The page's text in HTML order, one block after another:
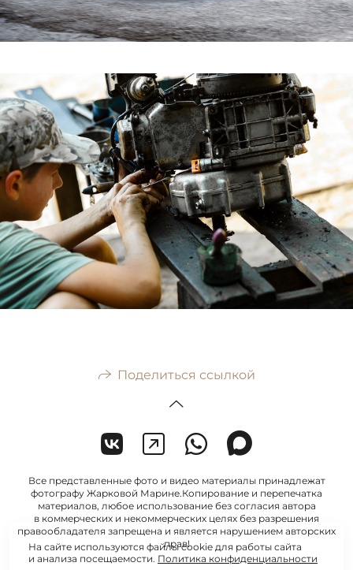
Поделиться ссылкой
Все представленные фото и видео материалы принадлежат
фотографу Жарковой Марине.Копирование и перепечатка
материалов, любое использование без согласия автора
в коммерческих и некоммерческих целях без разрешения
правообладателя запрещена и является нарушением авторских
прав!
На сайте используются файлы cookie для работы сайта
и анализа посещаемости. Политика конфиденциальности